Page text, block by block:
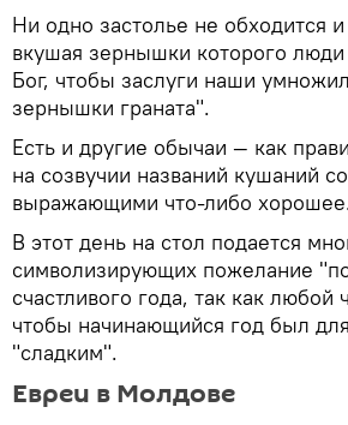
Ни одно застолье не обходится и
вкушая зернышки которого люди
Бог, чтобы заслуги наши
зернышки граната".
Есть и другие обычаи — как
на созвучии названий кушаний
выражающими что-либо
В этот день на стол подается
символизирующих пожелание
счастливого года, так как любой
чтобы начинающийся год был
"сладким".
Евреи в Молдове